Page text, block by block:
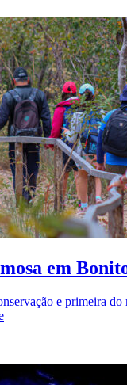
em
e primeira do